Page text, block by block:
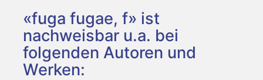
«fuga fugae, f» ist
nachweisbar u.a. bei
folgenden Autoren und
Werken: